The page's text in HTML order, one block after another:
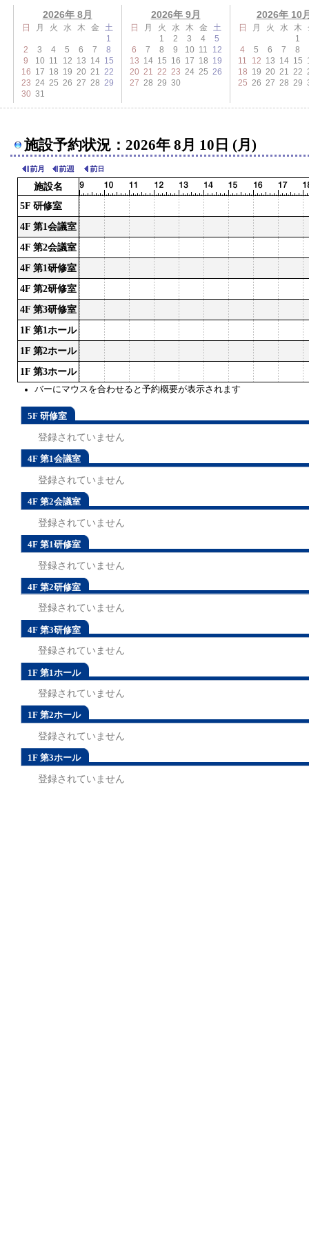
2026年 8月
日 月 火 水 木 金
土
1
2
3 4 5 6 7
8
9
10 11 12 13 14 15
16 17 18 19 20 21 22
23 24 25 26 27 28 29
30 31
2026年 9月
日 月 火 水 木 金
土
1
2 3 4
5
6
7 8 9 10 11
12
13 14 15 16 17 18 19
20 21 22 23 24 25 26
27 28 29 30
2026年 10
日 月 火 水 木
1
4
5 6 7
8
11
12 13 14 15
18 19 20 21 22
25 26 27 28 29
施設予約状況：2026年 8月 10日 (月)
施設名
バーにマウスを合わせると予約概要が表示されます
5F 研修室
4F 第1会議室
4F 第2会議室
4F 第1研修室
4F 第2研修室
4F 第3研修室
1F 第1ホール
1F 第2ホール
1F 第3ホール
5F 研修室
登録されていません
4F 第1会議室
登録されていません
4F 第2会議室
登録されていません
4F 第1研修室
登録されていません
4F 第2研修室
登録されていません
4F 第3研修室
登録されていません
1F 第1ホール
登録されていません
1F 第2ホール
登録されていません
1F 第3ホール
登録されていません